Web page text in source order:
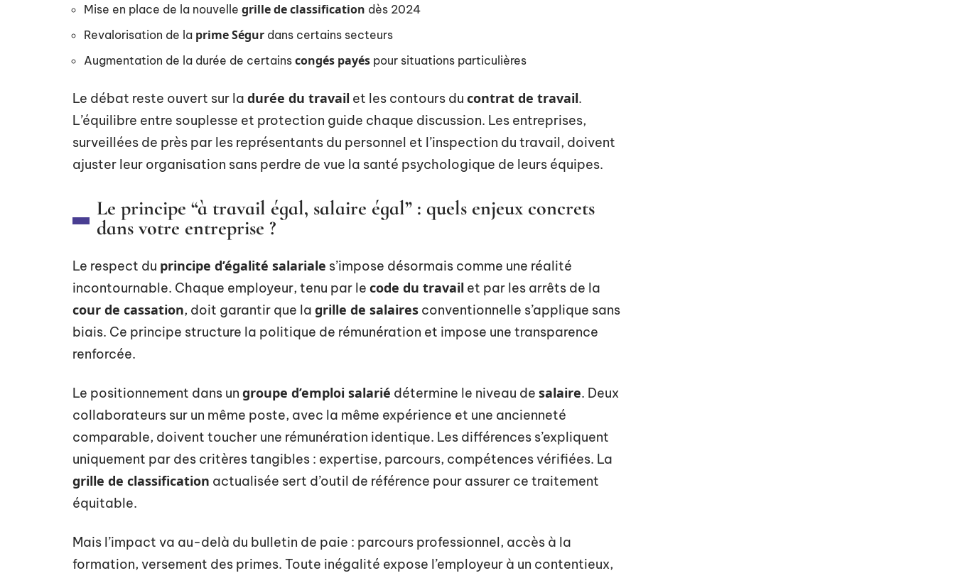
Mise en place de la nouvelle grille de classification dès 2024
Revalorisation de la prime Ségur dans certains secteurs
Augmentation de la durée de certains congés payés pour situations particulières
Le débat reste ouvert sur la durée du travail et les contours du contrat de travail.
L’équilibre entre souplesse et protection guide chaque discussion. Les entreprises,
surveillées de près par les représentants du personnel et l’inspection du travail, doivent
ajuster leur organisation sans perdre de vue la santé psychologique de leurs équipes.
Le principe “à travail égal, salaire égal” : quels enjeux concrets
dans votre entreprise ?
Le respect du principe d’égalité salariale s’impose désormais comme une réalité
incontournable. Chaque employeur, tenu par le code du travail et par les arrêts de la
cour de cassation, doit garantir que la grille de salaires conventionnelle s’applique sans
biais. Ce principe structure la politique de rémunération et impose une transparence
renforcée.
Le positionnement dans un groupe d’emploi salarié détermine le niveau de salaire. Deux
collaborateurs sur un même poste, avec la même expérience et une ancienneté
comparable, doivent toucher une rémunération identique. Les différences s’expliquent
uniquement par des critères tangibles : expertise, parcours, compétences vérifiées. La
grille de classification actualisée sert d’outil de référence pour assurer ce traitement
équitable.
Mais l’impact va au-delà du bulletin de paie : parcours professionnel, accès à la
formation, versement des primes. Toute inégalité expose l’employeur à un contentieux,